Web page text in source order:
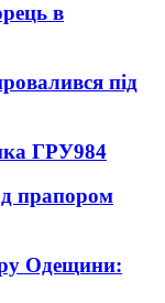
в
під
ГРУ984
прапором
Одещини: